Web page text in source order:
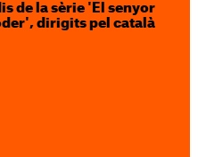
de la sèrie 'El senyor
dirigits pel català